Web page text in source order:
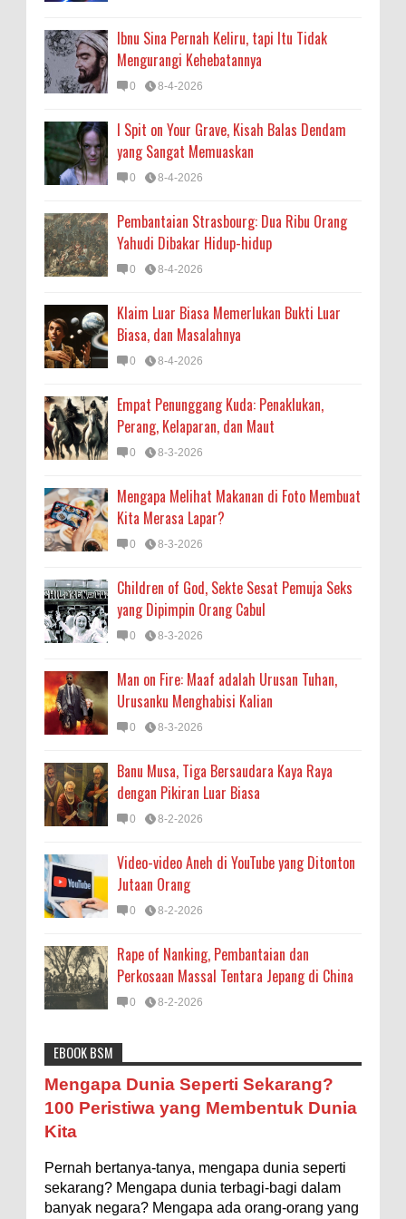
Ibnu Sina Pernah Keliru, tapi Itu Tidak
Mengurangi Kehebatannya
0 8-4-2026
I Spit on Your Grave, Kisah Balas Dendam
yang Sangat Memuaskan
0 8-4-2026
Pembantaian Strasbourg: Dua Ribu Orang
Yahudi Dibakar Hidup-hidup
0 8-4-2026
Klaim Luar Biasa Memerlukan Bukti Luar
Biasa, dan Masalahnya
0 8-4-2026
Empat Penunggang Kuda: Penaklukan,
Perang, Kelaparan, dan Maut
0 8-3-2026
Mengapa Melihat Makanan di Foto Membuat
Kita Merasa Lapar?
0 8-3-2026
Children of God, Sekte Sesat Pemuja Seks
yang Dipimpin Orang Cabul
0 8-3-2026
Man on Fire: Maaf adalah Urusan Tuhan,
Urusanku Menghabisi Kalian
0 8-3-2026
Banu Musa, Tiga Bersaudara Kaya Raya
dengan Pikiran Luar Biasa
0 8-2-2026
Video-video Aneh di YouTube yang Ditonton
Jutaan Orang
0 8-2-2026
Rape of Nanking, Pembantaian dan
Perkosaan Massal Tentara Jepang di China
0 8-2-2026
Astronomi Biologi Budaya Buku
Bumi
Entertainment
Fakta & Statistik Fauna
Filsafat
Flora
Internasional
Internet Iptek
Istilah Ilmiah
Makanan & Minuman
Misteri Mitologi
Nature
Mengapa Negara Miskin Tidak Mencetak
Uang yang Banyak saja biar Kaya?
Ilustrasi/istimewa Jawaban untuk pertanyaan itu
Ukuran 1 Kaki itu Berapa Meter?
Ilustrasi/ginersnow.com Di Inggris dan Amerika,
EBOOK BSM
Mengapa Dunia Seperti Sekarang?
100 Peristiwa yang Membentuk Dunia
Kita
Pernah bertanya-tanya, mengapa dunia seperti
sekarang? Mengapa dunia terbagi-bagi dalam
banyak negara? Mengapa ada orang-orang yang